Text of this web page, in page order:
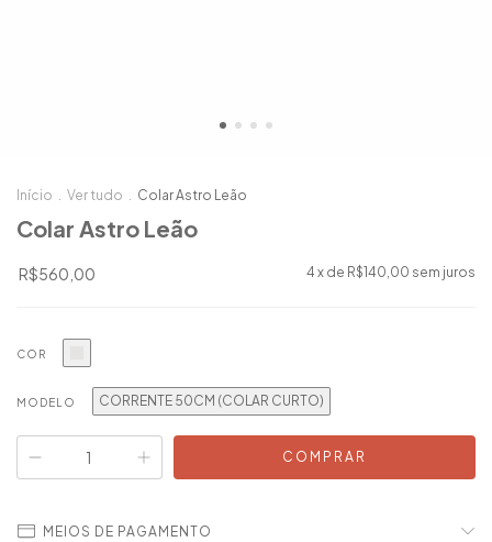
Início . Ver tudo . Colar Astro Leão
Colar Astro Leão
R$560,00 4 x de R$140,00 sem juros
COR
MODELO CORRENTE 50CM (COLAR CURTO)
MEIOS DE PAGAMENTO